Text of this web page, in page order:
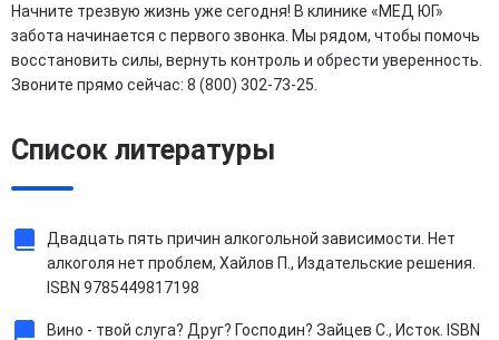
Начните трезвую жизнь уже сегодня! В клинике «МЕД ЮГ»
забота начинается с первого звонка. Мы рядом, чтобы помочь
восстановить силы, вернуть контроль и обрести уверенность.
Звоните прямо сейчас: 8 (800) 302-73-25.
Список литературы
Двадцать пять причин алкогольной зависимости. Нет
алкоголя нет проблем, Хайлов П., Издательские решения.
ISBN 9785449817198
Вино - твой слуга? Друг? Господин? Зайцев С., Исток. ISBN